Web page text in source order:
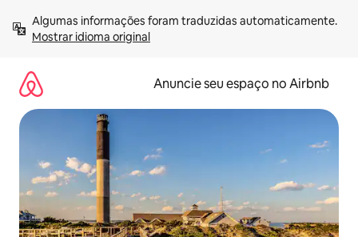
para
Mostrar idioma original
Anuncie seu espaço no Airbnb